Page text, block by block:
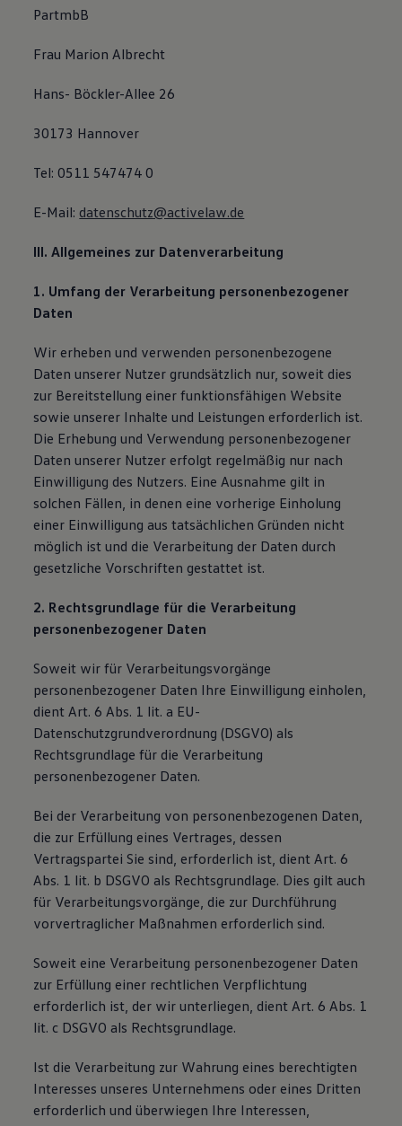
PartmbB
Frau Marion Albrecht
Hans- Böckler-Allee 26
30173 Hannover
Tel: 0511 547474 0
E-Mail: datenschutz@activelaw.de
III. Allgemeines zur Datenverarbeitung
1. Umfang der Verarbeitung personenbezogener
Daten
Wir erheben und verwenden personenbezogene
Daten unserer Nutzer grundsätzlich nur, soweit dies
zur Bereitstellung einer funktionsfähigen Website
sowie unserer Inhalte und Leistungen erforderlich ist.
Die Erhebung und Verwendung personenbezogener
Daten unserer Nutzer erfolgt regelmäßig nur nach
Einwilligung des Nutzers. Eine Ausnahme gilt in
solchen Fällen, in denen eine vorherige Einholung
einer Einwilligung aus tatsächlichen Gründen nicht
möglich ist und die Verarbeitung der Daten durch
gesetzliche Vorschriften gestattet ist.
2. Rechtsgrundlage für die Verarbeitung
personenbezogener Daten
Soweit wir für Verarbeitungsvorgänge
personenbezogener Daten Ihre Einwilligung einholen,
dient Art. 6 Abs. 1 lit. a EU-
Datenschutzgrundverordnung (DSGVO) als
Rechtsgrundlage für die Verarbeitung
personenbezogener Daten.
Bei der Verarbeitung von personenbezogenen Daten,
die zur Erfüllung eines Vertrages, dessen
Vertragspartei Sie sind, erforderlich ist, dient Art. 6
Abs. 1 lit. b DSGVO als Rechtsgrundlage. Dies gilt auch
für Verarbeitungsvorgänge, die zur Durchführung
vorvertraglicher Maßnahmen erforderlich sind.
Soweit eine Verarbeitung personenbezogener Daten
zur Erfüllung einer rechtlichen Verpflichtung
erforderlich ist, der wir unterliegen, dient Art. 6 Abs. 1
lit. c DSGVO als Rechtsgrundlage.
Ist die Verarbeitung zur Wahrung eines berechtigten
Interesses unseres Unternehmens oder eines Dritten
erforderlich und überwiegen Ihre Interessen,